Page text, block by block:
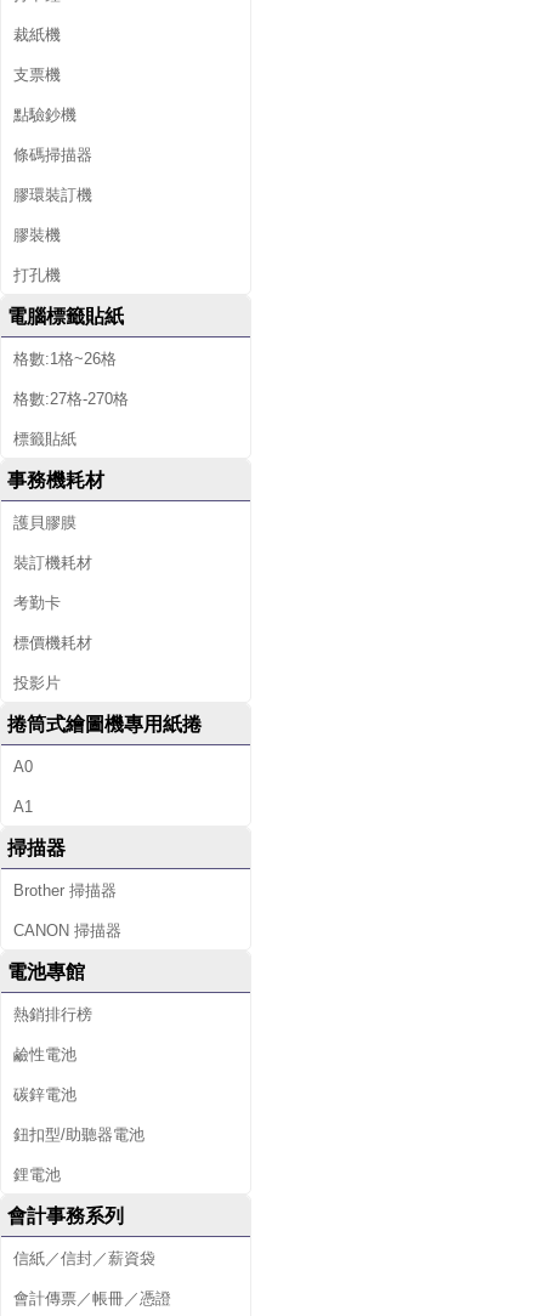
裁紙機
支票機
點驗鈔機
條碼掃描器
膠環裝訂機
膠裝機
打孔機
電腦標籤貼紙
格數:1格~26格
格數:27格-270格
標籤貼紙
事務機耗材
護貝膠膜
裝訂機耗材
考勤卡
標價機耗材
投影片
捲筒式繪圖機專用紙捲
A0
A1
掃描器
Brother 掃描器
CANON 掃描器
電池專館
熱銷排行榜
鹼性電池
碳鋅電池
鈕扣型/助聽器電池
鋰電池
會計事務系列
信紙／信封／薪資袋
會計傳票／帳冊／憑證